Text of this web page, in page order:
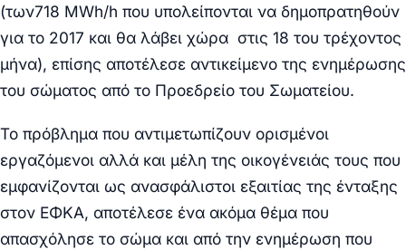
(των718 MWh/h που υπολείπονται να δημοπρατηθούν
για το 2017 και θα λάβει χώρα στις 18 του τρέχοντος
μήνα), επίσης αποτέλεσε αντικείμενο της ενημέρωσης
του σώματος από το Προεδρείο του Σωματείου.
Το πρόβλημα που αντιμετωπίζουν ορισμένοι
εργαζόμενοι αλλά και μέλη της οικογένειάς τους που
εμφανίζονται ως ανασφάλιστοι εξαιτίας της ένταξης
στον ΕΦΚΑ, αποτέλεσε ένα ακόμα θέμα που
απασχόλησε το σώμα και από την ενημέρωση που